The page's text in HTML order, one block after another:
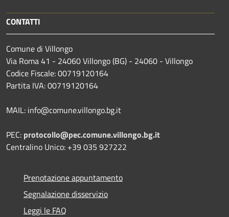
CONTATTI
Comune di Villongo
Via Roma 41 - 24060 Villongo (BG) - 24060 - Villongo
Codice Fiscale: 00719120164
Partita IVA: 00719120164
MAIL: info@comune.villongo.bg.it
PEC: protocollo@pec.comune.villongo.bg.it
Centralino Unico: +39 035 927222
Prenotazione appuntamento
Segnalazione disservizio
Leggi le FAQ